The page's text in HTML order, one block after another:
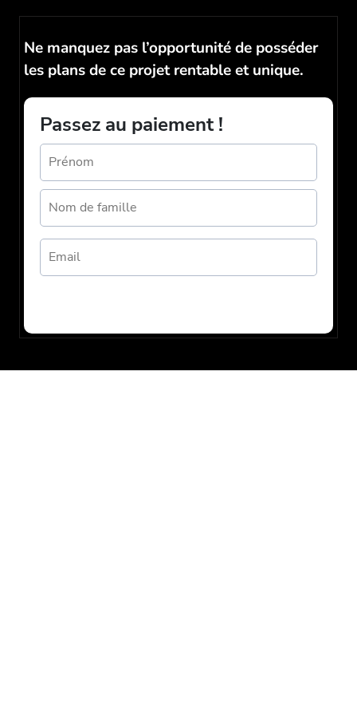
Ne manquez pas l’opportunité de posséder
les plans de ce projet rentable et unique.
Passez au paiement !